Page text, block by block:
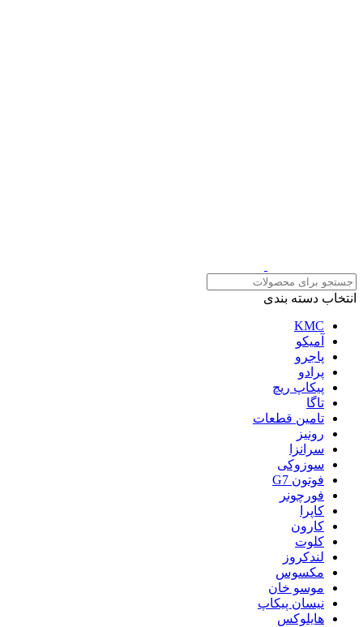
انتخاب دسته بندی
KMC
آمیکو
پاجرو
پرادو
پیکاپ ریچ
تاگا
تامین قطعات
رونیز
سرانزا
سوزوکی
فوتون G7
فورچونر
کاپرا
کارون
کلوت
لندکروز
مکسوس
موسو خان
نیسان پیکاپ
هایلوکس